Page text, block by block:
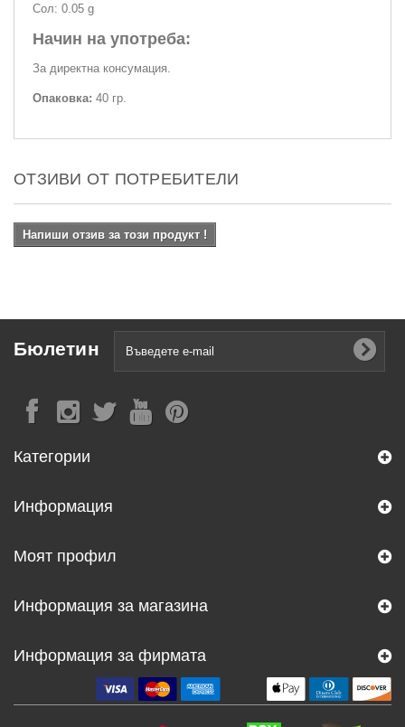
Сол: 0.05 g
Начин на употреба:
За директна консумация.
Опаковка: 40 гр.
ОТЗИВИ ОТ ПОТРЕБИТЕЛИ
Напиши отзив за този продукт !
Бюлетин
Категории
Информация
Моят профил
Информация за магазина
Информация за фирмата